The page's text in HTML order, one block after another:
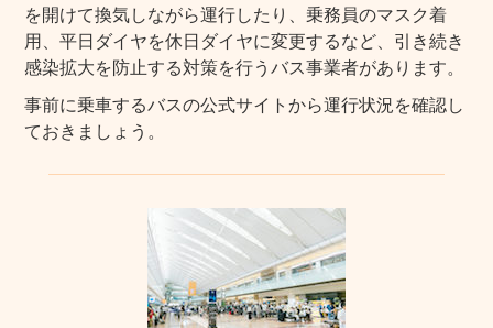
を開けて換気しながら運行したり、乗務員のマスク着
用、平日ダイヤを休日ダイヤに変更するなど、引き続き
感染拡大を防止する対策を行うバス事業者があります。
事前に乗車するバスの公式サイトから運行状況を確認し
ておきましょう。